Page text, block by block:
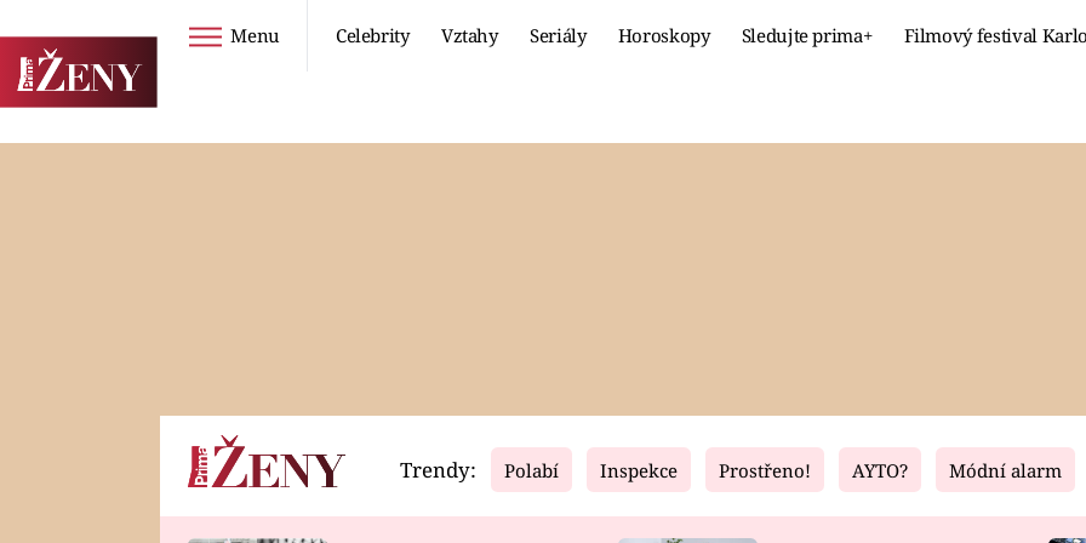
Menu Celebrity Vztahy Seriály Horoskopy Sledujte prima+ Filmový festival
Horoskopy Video Fresh Living
Trendy: Polabí Inspekce Prostřeno! AYTO? Módní alarm